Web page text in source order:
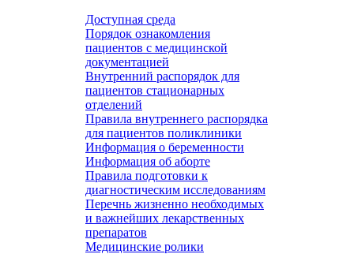
Доступная среда
Порядок ознакомления
пациентов с медицинской
документацией
Внутренний распорядок для
пациентов стационарных
отделений
Правила внутреннего распорядка
для пациентов поликлиники
Информация о беременности
Информация об аборте
Правила подготовки к
диагностическим исследованиям
Перечнь жизненно необходимых
и важнейших лекарственных
препаратов
Медицинские ролики